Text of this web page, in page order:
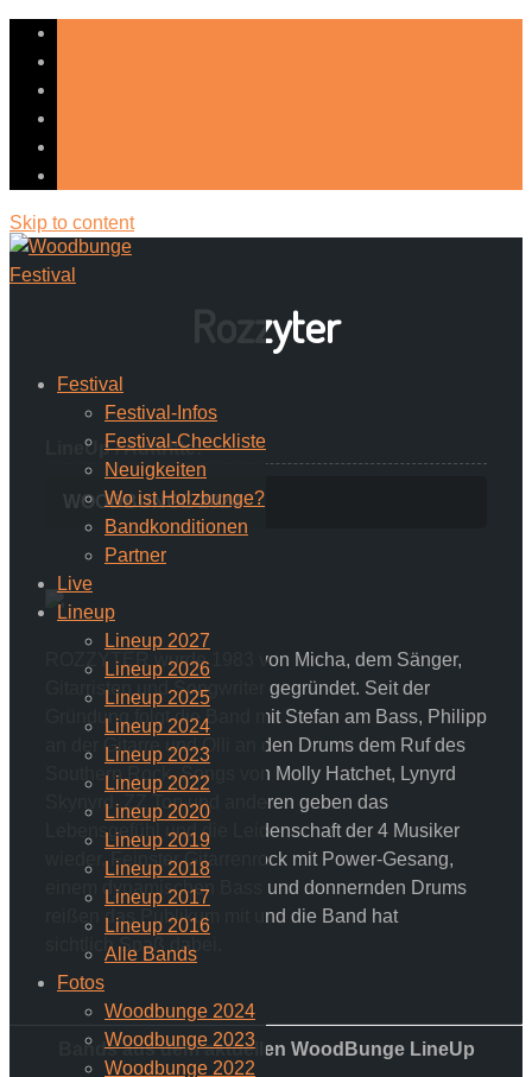
Skip to content
Festival
Festival-Infos
Festival-Checkliste
Neuigkeiten
Wo ist Holzbunge?
Bandkonditionen
Partner
Live
Lineup
Lineup 2027
Lineup 2026
Lineup 2025
Lineup 2024
Lineup 2023
Lineup 2022
Lineup 2020
Lineup 2019
Lineup 2018
Lineup 2017
Lineup 2016
Alle Bands
Fotos
Woodbunge 2024
Woodbunge 2023
Woodbunge 2022
Rozzyter
LineUp / Auftritte:
WOODBUNGE 2024
ROZZYTER wurde 1983 von Micha, dem Sänger,
Gitarristen und Songwriter gegründet. Seit der
Gründung folgt die Band mit Stefan am Bass, Philipp
an der Gitarre und Olli an den Drums dem Ruf des
Southern Rock. Songs von Molly Hatchet, Lynyrd
Skynyrd, ZZ Top und anderen geben das
Lebensgefühl und die Leidenschaft der 4 Musiker
wieder. Feinster Gitarrenrock mit Power-Gesang,
einem dynamischen Bass und donnernden Drums
reißen das Publikum mit und die Band hat
sichtlich Spaß dabei.
Bands aus dem aktuellen WoodBunge LineUp